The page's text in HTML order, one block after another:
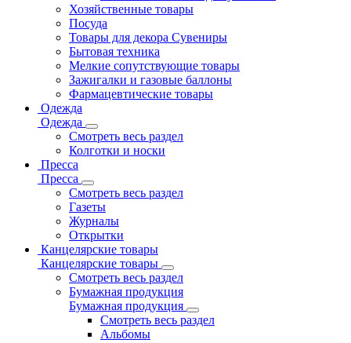
Хозяйственные товары
Посуда
Товары для декора Сувениры
Бытовая техника
Мелкие сопутствующие товары
Зажигалки и газовые баллоны
Фармацевтические товары
Одежда
Одежда
Смотреть весь раздел
Колготки и носки
Пресса
Пресса
Смотреть весь раздел
Газеты
Журналы
Открытки
Канцелярские товары
Канцелярские товары
Смотреть весь раздел
Бумажная продукция
Бумажная продукция
Смотреть весь раздел
Альбомы